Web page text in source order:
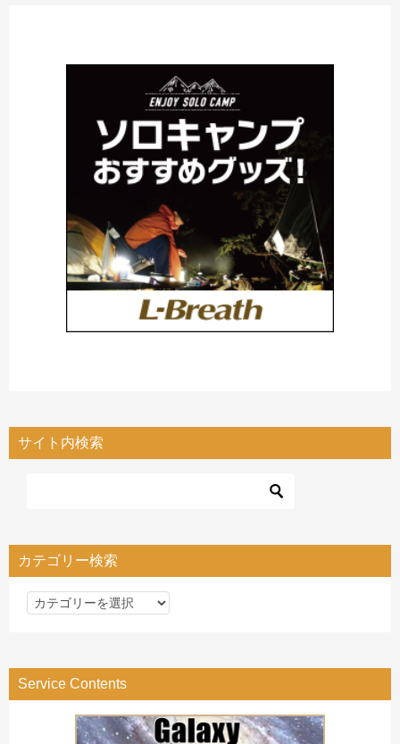
サイト内検索
カテゴリー検索
カ
リ
ー
Service Contents